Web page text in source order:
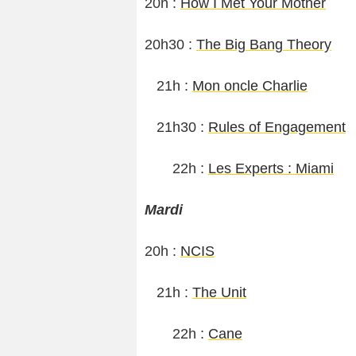
20h30 : The Big Bang Theory
21h : Mon oncle Charlie
21h30 : Rules of Engagement
22h : Les Experts : Miami
Mardi
20h : NCIS
21h : The Unit
22h : Cane